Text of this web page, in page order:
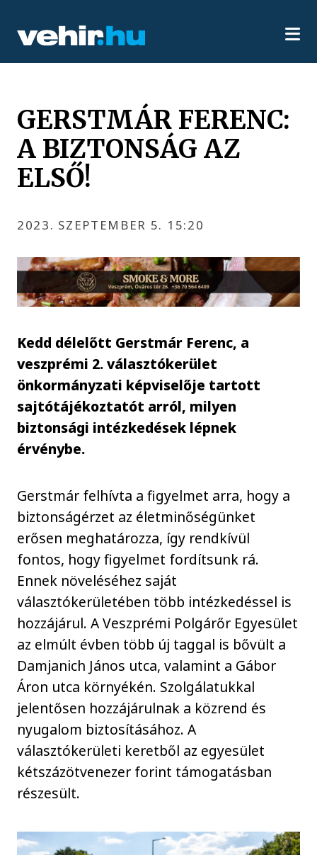
GERSTMÁR FERENC:
A BIZTONSÁG AZ
ELSŐ!
2023. SZEPTEMBER 5. 15:20
Kedd délelőtt Gerstmár Ferenc, a
veszprémi 2. választókerület
önkormányzati képviselője tartott
sajtótájékoztatót arról, milyen
biztonsági intézkedések lépnek
érvénybe.
Gerstmár felhívta a figyelmet arra, hogy a
biztonságérzet az életminőségünket
erősen meghatározza, így rendkívül
fontos, hogy figyelmet fordítsunk rá.
Ennek növeléséhez saját
választókerületében több intézkedéssel is
hozzájárul. A Veszprémi Polgárőr Egyesület
az elmúlt évben több új taggal is bővült a
Damjanich János utca, valamint a Gábor
Áron utca környékén. Szolgálatukkal
jelentősen hozzájárulnak a közrend és
nyugalom biztosításához. A
választókerületi keretből az egyesület
kétszázötvenezer forint támogatásban
részesült.